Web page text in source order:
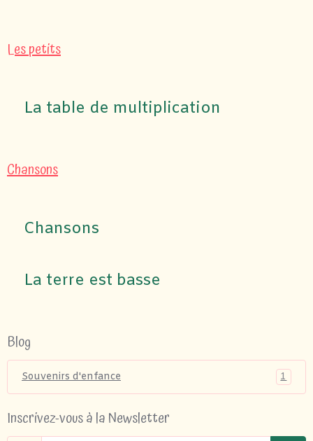
Les petits
La table de multiplication
Chansons
Chansons
La terre est basse
Blog
Souvenirs d'enfance 1
Inscrivez-vous à la Newsletter